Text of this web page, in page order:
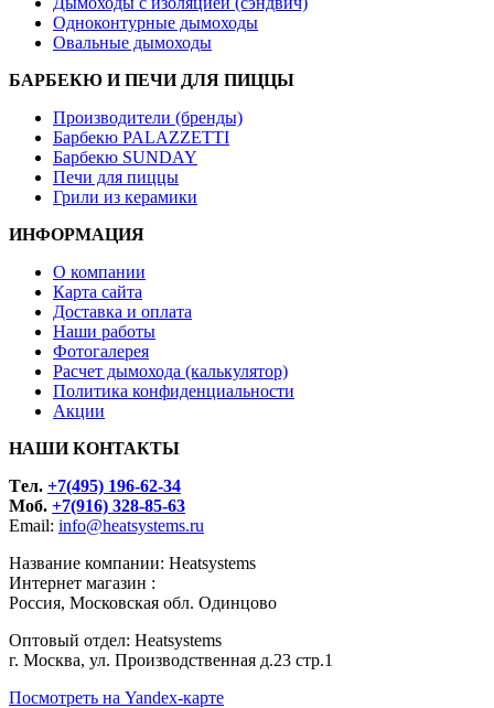
Одноконтурные дымоходы
Овальные дымоходы
БАРБЕКЮ И ПЕЧИ ДЛЯ ПИЦЦЫ
Производители (бренды)
Барбекю PALAZZETTI
Барбекю SUNDAY
Печи для пиццы
Грили из керамики
ИНФОРМАЦИЯ
О компании
Карта сайта
Доставка и оплата
Наши работы
Фотогалерея
Расчет дымохода (калькулятор)
Политика конфиденциальности
Акции
НАШИ КОНТАКТЫ
Tел. +7(495) 196-62-34
Моб. +7(916) 328-85-63
Email: info@heatsystems.ru
Название компании: Heatsystems
Интернет магазин :
Россия, Московская обл. Одинцово
Оптовый отдел: Heatsystems
г. Москва, ул. Производственная д.23 стр.1
Посмотреть на Yandex-карте